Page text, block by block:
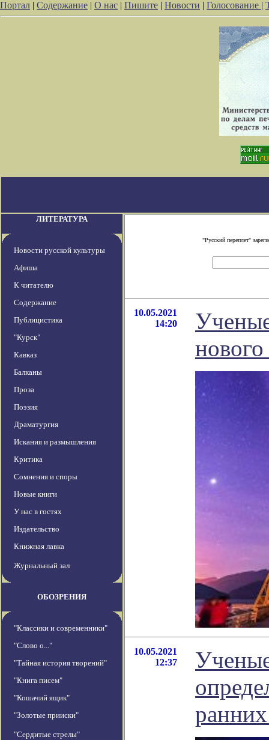
Портал | Содержание | О нас | Пишите | Новости | Голосование |
ЛИТЕРАТУРА
Новости русской культуры
Афиша
К читателю
Содержание
Публицистика
"Курск"
Кавказ
Балканы
Проза
Поэзия
Драматургия
Искания и размышления
Критика
Сомнения и споры
Новые книги
У нас в гостях
Издательство
Книжная лавка
Журнальный зал
ОБОЗРЕНИЯ
"Классики и современники"
"Слово о..."
"Тайная история творений"
"Книга писем"
"Кошачий ящик"
"Золотые прииски"
"Сердитые стрелы"
"Русский переплет"
10.05.2021
14:20
10.05.2021
12:37